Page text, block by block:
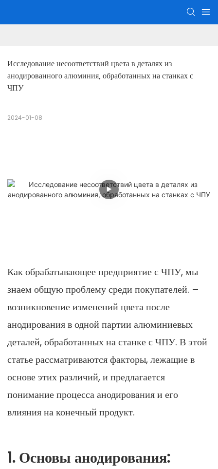
Исследование несоответствий цвета в деталях из
анодированного алюминия, обработанных на станках с
ЧПУ
2024-01-08
Как обрабатывающее предприятие с ЧПУ, мы
знаем общую проблему среди покупателей. –
возникновение изменений цвета после
анодирования в одной партии алюминиевых
деталей, обработанных на станке с ЧПУ. В этой
статье рассматриваются факторы, лежащие в
основе этих различий, и предлагается
понимание процесса анодирования и его
влияния на конечный продукт.
1. Основы анодирования: